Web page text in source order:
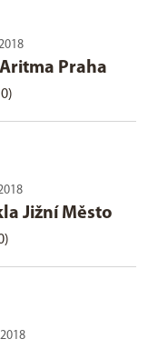
Aritma Praha
Jižní Město